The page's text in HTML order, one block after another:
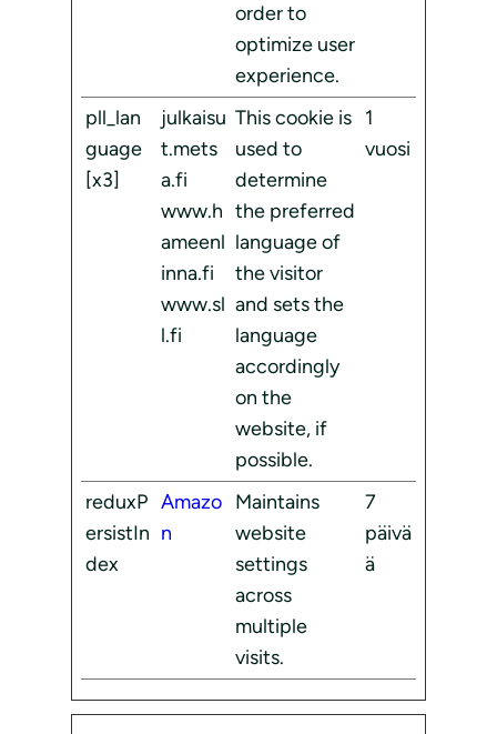
order to
optimize user
experience.
pll_lan
guage
[x3]
julkaisu
t.mets
a.fi
www.h
ameenl
inna.fi
www.sl
l.fi
This cookie is
used to
determine
the preferred
language of
the visitor
and sets the
language
accordingly
on the
website, if
possible.
1
vuosi
reduxP
ersistIn
dex
Amazo
n
Maintains
website
settings
across
multiple
visits.
7
päivä
ä